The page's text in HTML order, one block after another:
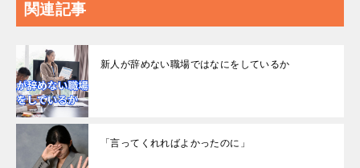
関連記事
新人が辞めない職場ではなにをしているか
「言ってくれればよかったのに」